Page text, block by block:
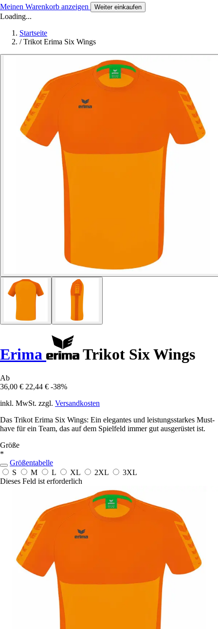
Meinen Warenkorb anzeigen Weiter einkaufen
Loading...
Startseite
/ Trikot Erima Six Wings
Erima Trikot Six Wings
Ab
36,00 € 22,44 € -38%
inkl. MwSt. zzgl. Versandkosten
Das Trikot Erima Six Wings: Ein elegantes und leistungsstarkes Must-
have für ein Team, das auf dem Spielfeld immer gut ausgerüstet ist.
Größe
*
Größentabelle
S
M L XL 2XL
3XL
Dieses Feld ist erforderlich